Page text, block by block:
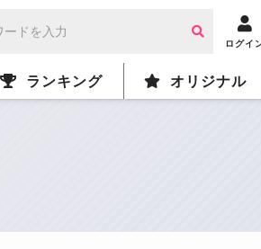
ログイ
ランキング オリジナル